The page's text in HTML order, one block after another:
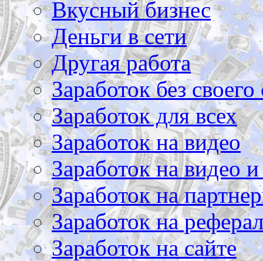
Вкусный бизнес
Деньги в сети
Другая работа
Заработок без своего
Заработок для всех
Заработок на видео
Заработок на видео
Заработок на
Заработок на
Заработок на сайте